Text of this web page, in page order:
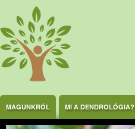
Ugrás a tartalomra
MAGUNKRÓL MI A DENDROLÓGIA?